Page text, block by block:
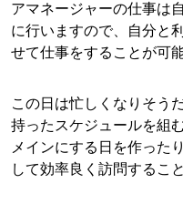
アマネージャーの仕事は
に行いますので、自分と
せて仕事をすることが可能
この日は忙しくなりそう
持ったスケジュールを組
メインにする日を作った
して効率良く訪問するこ